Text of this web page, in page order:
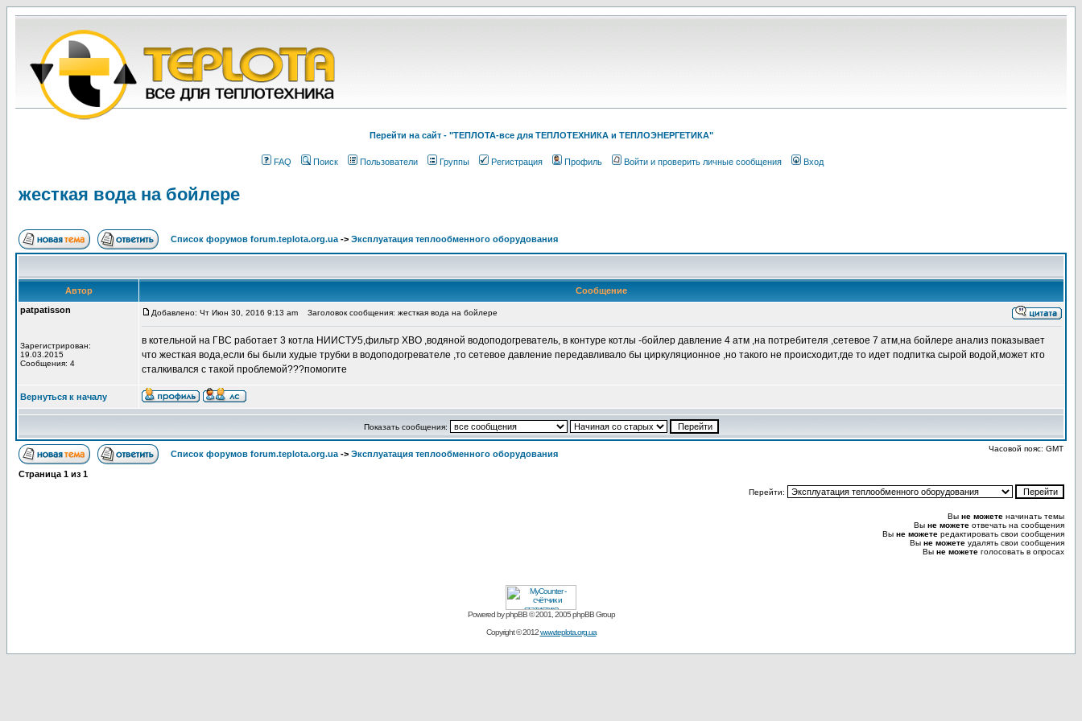
Перейти на cайт - "ТЕПЛОТА-все для ТЕПЛОТЕХНИКА и ТЕПЛОЭНЕРГЕТИКА"
FAQ Поиск Пользователи Группы Регистрация Профиль Войти и проверить личные сообщения Вход
жесткая вода на бойлере
Список форумов forum.teplota.org.ua -> Эксплуатация теплообменного оборудования
Автор
Сообщение
patpatisson
Зарегистрирован:
19.03.2015
Сообщения: 4
Добавлено: Чт Июн 30, 2016 9:13 am Заголовок сообщения: жесткая вода на бойлере
в котельной на ГВС работает 3 котла НИИСТУ5,фильтр ХВО ,водяной водоподогреватель, в контуре котлы -бойлер давление 4 атм ,на потребителя ,сетевое 7 атм,на бойлере анализ показывает
что жесткая вода,если бы были худые трубки в водоподогревателе ,то сетевое давление передавливало бы циркуляционное ,но такого не происходит,где то идет подпитка сырой водой,может кто
сталкивался с такой проблемой???помогите
Вернуться к началу
Показать сообщения:
Список форумов forum.teplota.org.ua -> Эксплуатация теплообменного оборудования
Часовой пояс: GMT
Страница 1 из 1
Перейти:
Вы не можете начинать темы
Вы не можете отвечать на сообщения
Вы не можете редактировать свои сообщения
Вы не можете удалять свои сообщения
Вы не можете голосовать в опросах
Powered byphpBB© 2001, 2005 phpBB Group
Copyright © 2012www.teplota.org.ua